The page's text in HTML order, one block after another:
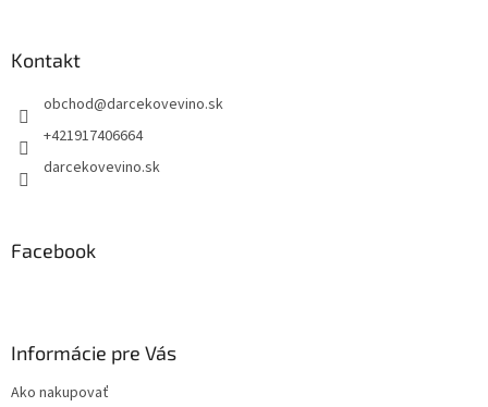
Kontakt
obchod@darcekovevino.sk
+421917406664
darcekovevino.sk
Facebook
Informácie pre Vás
Ako nakupovať